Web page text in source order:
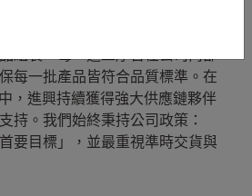
戶滿意度並維持高品質管控，進
精密製造設備的導入。從原料裁
組裝，每一道工序皆在公司內部
每一批產品皆符合品質標準。在
，進興持續獲得強大供應鏈夥伴
持。我們始終秉持公司政策：
要目標」，並最重視準時交貨與